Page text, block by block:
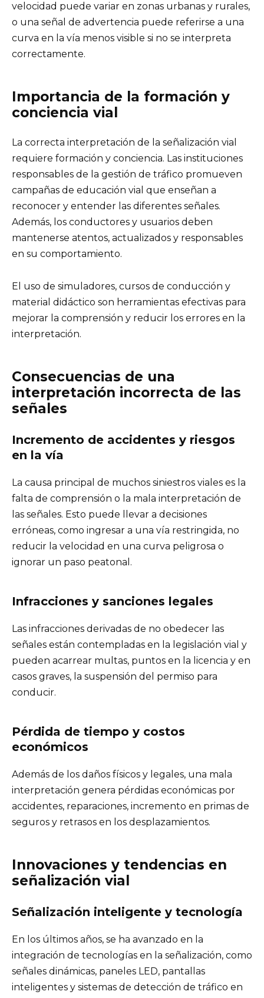
velocidad puede variar en zonas urbanas y rurales,
o una señal de advertencia puede referirse a una
curva en la vía menos visible si no se interpreta
correctamente.
Importancia de la formación y
conciencia vial
La correcta interpretación de la señalización vial
requiere formación y conciencia. Las instituciones
responsables de la gestión de tráfico promueven
campañas de educación vial que enseñan a
reconocer y entender las diferentes señales.
Además, los conductores y usuarios deben
mantenerse atentos, actualizados y responsables
en su comportamiento.
El uso de simuladores, cursos de conducción y
material didáctico son herramientas efectivas para
mejorar la comprensión y reducir los errores en la
interpretación.
Consecuencias de una
interpretación incorrecta de las
señales
Incremento de accidentes y riesgos
en la vía
La causa principal de muchos siniestros viales es la
falta de comprensión o la mala interpretación de
las señales. Esto puede llevar a decisiones
erróneas, como ingresar a una vía restringida, no
reducir la velocidad en una curva peligrosa o
ignorar un paso peatonal.
Infracciones y sanciones legales
Las infracciones derivadas de no obedecer las
señales están contempladas en la legislación vial y
pueden acarrear multas, puntos en la licencia y en
casos graves, la suspensión del permiso para
conducir.
Pérdida de tiempo y costos
económicos
Además de los daños físicos y legales, una mala
interpretación genera pérdidas económicas por
accidentes, reparaciones, incremento en primas de
seguros y retrasos en los desplazamientos.
Innovaciones y tendencias en
señalización vial
Señalización inteligente y tecnología
En los últimos años, se ha avanzado en la
integración de tecnologías en la señalización, como
señales dinámicas, paneles LED, pantallas
inteligentes y sistemas de detección de tráfico en